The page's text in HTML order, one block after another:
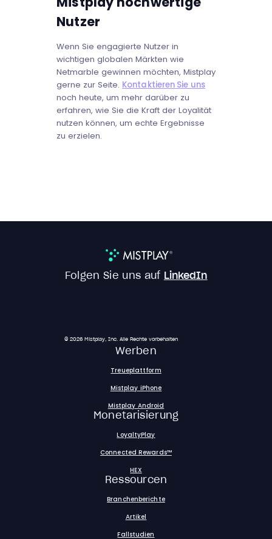
Nutzer
Wenn Sie engagierte Nutzer in
wichtigen globalen Märkten wie
Netmarble gewinnen möchten, Mistplay
gerne zur Seite. Kontaktieren Sie uns
noch heute, um mehr darüber zu
erfahren, wie Sie die Kraft der Loyalität
nutzen können, um echte Ergebnisse
zu erzielen.
Folgen Sie uns auf LinkedIn
© 2026 Mistplay, Inc. Alle Rechte vorbehalten
Werben
Treueplattform
Mistplay iPhone
Mistplay Android
Monetarisierung
LoyaltyPlay
Connected Rewards™
HEX
Ressourcen
Branchenberichte
Artikel
Fallstudien